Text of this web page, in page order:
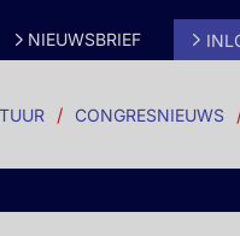
NIEUWSBRIEF
CONGRESNIEUWS